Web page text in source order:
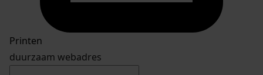
Printen
duurzaam webadres